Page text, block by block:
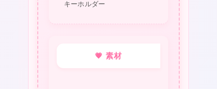
キーホルダー
💗 素材